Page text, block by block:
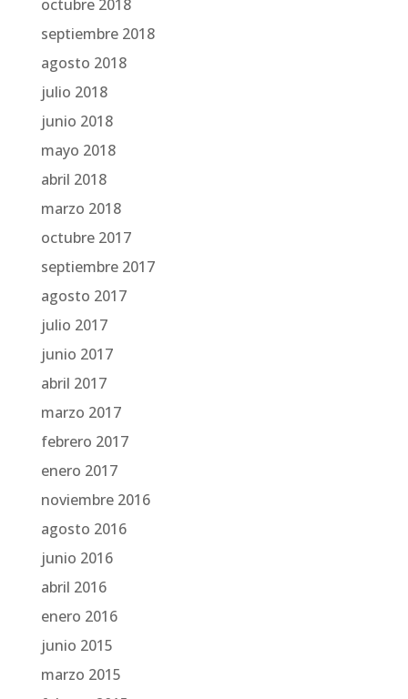
octubre 2018
septiembre 2018
agosto 2018
julio 2018
junio 2018
mayo 2018
abril 2018
marzo 2018
octubre 2017
septiembre 2017
agosto 2017
julio 2017
junio 2017
abril 2017
marzo 2017
febrero 2017
enero 2017
noviembre 2016
agosto 2016
junio 2016
abril 2016
enero 2016
junio 2015
marzo 2015